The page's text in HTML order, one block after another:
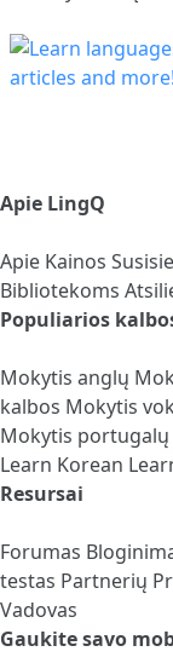
Apie LingQ
Apie Kainos
Bibliotekoms
Populiarios
Mokytis anglų
kalbos Mokytis
Mokytis portugalų
Learn Korean
Resursai
Forumas
testas Partnerių
Vadovas
Gaukite savo